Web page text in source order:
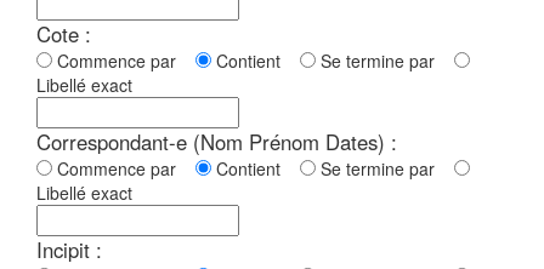
Cote :
Commence par Contient
Se termine par
Libellé exact
Correspondant-e (Nom Prénom Dates) :
Commence par Contient
Se termine par
Libellé exact
Incipit :